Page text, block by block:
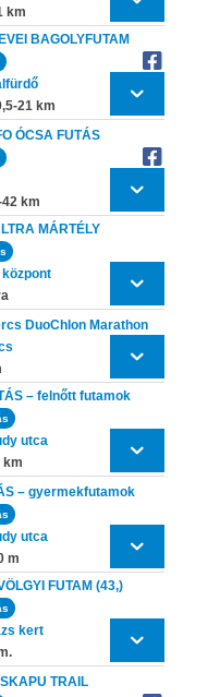
km
BAGOLYFUTAM
21 km
ÓCSA FUTÁS
km
MÁRTÉLY
DuoChlon Marathon
– felnőtt futamok
utca
km
– gyermekfutamok
utca
m
FUTAM (43,)
kert
TRAIL